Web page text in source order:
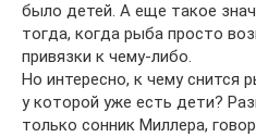
было детей. А еще такое
тогда, когда рыба просто
привязки к чему-либо.
Но интересно, к чему снится
у которой уже есть дети?
только сонник Миллера,